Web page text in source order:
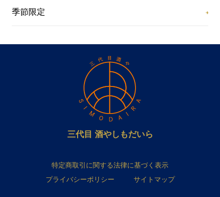
季節限定
三代目 酒やしもだいら
特定商取引に関する法律に基づく表示
プライバシーポリシー
サイトマップ